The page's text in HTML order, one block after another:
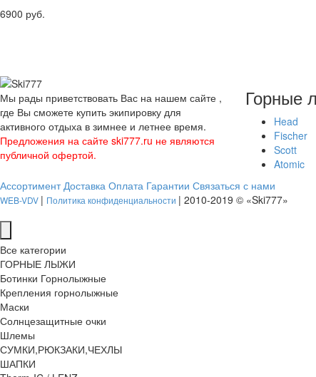
6900 руб.
Мы рады приветствовать Вас на нашем сайте ,
где Вы сможете купить экипировку для
активного отдыха в зимнее и летнее время.
Предложения на сайте ski777.ru не являются
публичной офертой.
Горные
Head
Fischer
Scott
Atomic
Ассортимент Доставка Оплата Гарантии Связаться с нами
WEB-VDV | Политика конфиденциальности | 2010-2019 © «Ski777»
Все категории
ГОРНЫЕ ЛЫЖИ
Ботинки Горнолыжные
Крепления горнолыжные
Маски
Солнцезащитные очки
Шлемы
СУМКИ,РЮКЗАКИ,ЧЕХЛЫ
ШАПКИ